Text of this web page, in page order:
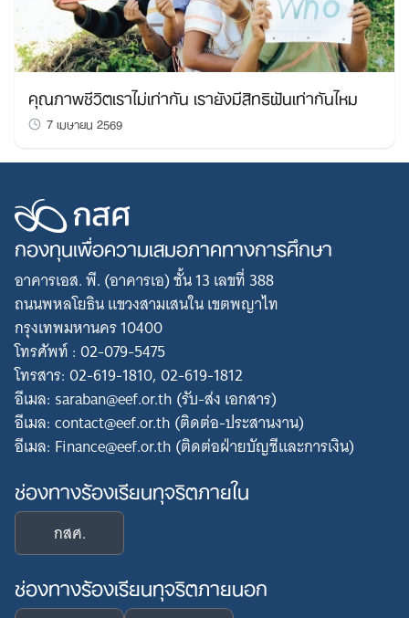
คุณภาพชีวิตเราไม่เท่ากัน เรายังมีสิทธิฝันเท่ากันไหม
7 เมษายน 2569
กองทุนเพื่อความเสมอภาคทางการศึกษา
อาคารเอส. พี. (อาคารเอ) ชั้น 13 เลขที่ 388
ถนนพหลโยธิน แขวงสามเสนใน เขตพญาไท
กรุงเทพมหานคร 10400
โทรศัพท์ : 02-079-5475
โทรสาร: 02-619-1810, 02-619-1812
อีเมล: saraban@eef.or.th (รับ-ส่ง เอกสาร)
อีเมล: contact@eef.or.th (ติดต่อ-ประสานงาน)
อีเมล: Finance@eef.or.th (ติดต่อฝ่ายบัญชีและการเงิน)
ช่องทางร้องเรียนทุจริตภายใน
กสศ.
ช่องทางร้องเรียนทุจริตภายนอก